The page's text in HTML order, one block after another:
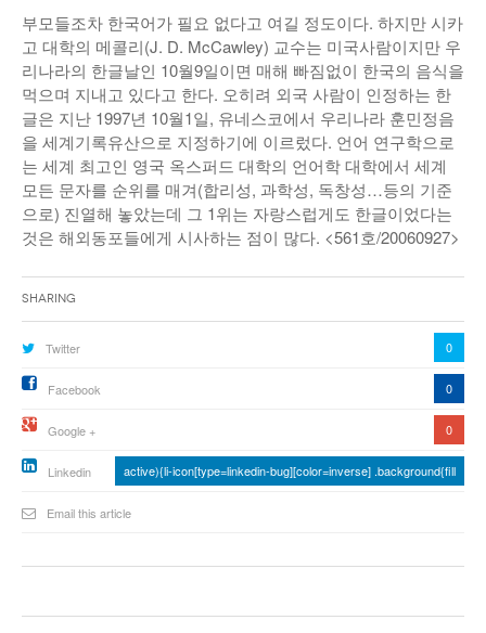
부모들조차 한국어가 필요 없다고 여길 정도이다. 하지만 시카
고 대학의 메콜리(J. D. McCawley) 교수는 미국사람이지만 우
리나라의 한글날인 10월9일이면 매해 빠짐없이 한국의 음식을
먹으며 지내고 있다고 한다. 오히려 외국 사람이 인정하는 한
글은 지난 1997년 10월1일, 유네스코에서 우리나라 훈민정음
을 세계기록유산으로 지정하기에 이르렀다. 언어 연구학으로
는 세계 최고인 영국 옥스퍼드 대학의 언어학 대학에서 세계
모든 문자를 순위를 매겨(합리성, 과학성, 독창성…등의 기준
으로) 진열해 놓았는데 그 1위는 자랑스럽게도 한글이었다는
것은 해외동포들에게 시사하는 점이 많다. <561호/20060927>
Sharing
Twitter 0
Facebook 0
Google + 0
Linkedin active){li-icon[type=linkedin-bug][color=inverse] .background{fill
Email this article